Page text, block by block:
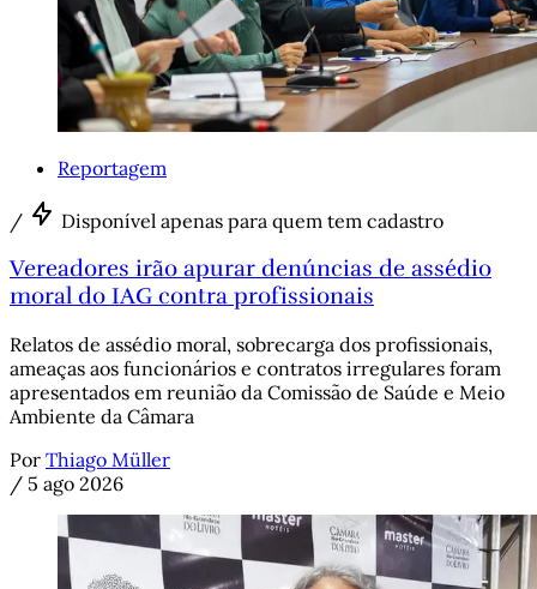
Reportagem
/ Disponível apenas para quem tem cadastro
Vereadores irão apurar denúncias de assédio
moral do IAG contra profissionais
Relatos de assédio moral, sobrecarga dos profissionais,
ameaças aos funcionários e contratos irregulares foram
apresentados em reunião da Comissão de Saúde e Meio
Ambiente da Câmara
Por Thiago Müller
/ 5 ago 2026